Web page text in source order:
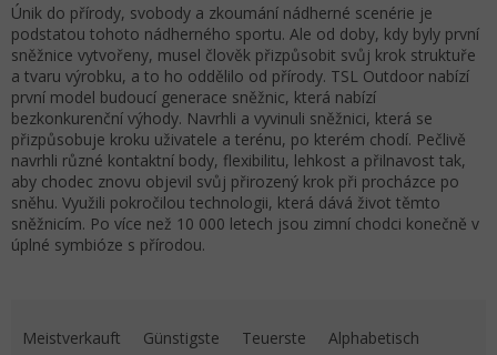
Únik do přírody, svobody a zkoumání nádherné scenérie je
podstatou tohoto nádherného sportu. Ale od doby, kdy byly první
sněžnice vytvořeny, musel člověk přizpůsobit svůj krok struktuře
a tvaru výrobku, a to ho oddělilo od přírody. TSL Outdoor nabízí
první model budoucí generace sněžnic, která nabízí
bezkonkurenční výhody. Navrhli a vyvinuli sněžnici, která se
přizpůsobuje kroku uživatele a terénu, po kterém chodí. Pečlivě
navrhli různé kontaktní body, flexibilitu, lehkost a přilnavost tak,
aby chodec znovu objevil svůj přirozený krok při procházce po
sněhu. Využili pokročilou technologii, která dává život těmto
sněžnicím. Po více než 10 000 letech jsou zimní chodci konečně v
úplné symbióze s přírodou.
Meistverkauft Günstigste Teuerste Alphabetisch